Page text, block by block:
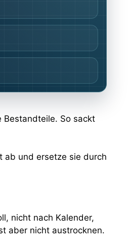
Bestandteile. So sackt
ab und ersetze sie durch
nicht nach Kalender,
aber nicht austrocknen.